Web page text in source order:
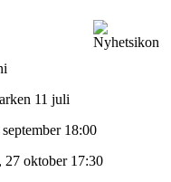
11 juli
18:00
oktober 17:30